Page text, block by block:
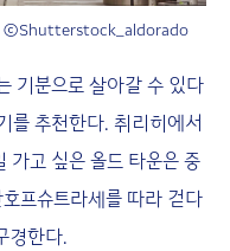
. ⓒShutterstock_aldorado
기분으로 살아갈 수 있다
를 추천한다. 취리히에서
고 싶은 올드 타운은 중
프슈트라세를 따라 걷다
경한다.